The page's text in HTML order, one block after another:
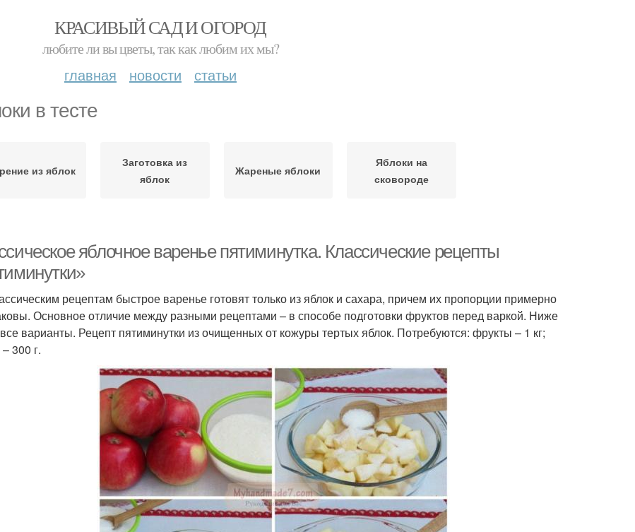
КРАСИВЫЙ САД И ОГОРОД
любите ли вы цветы, так как любим их мы?
главная новости статьи
в тесте
из яблок
Заготовка из
яблок
Жареные яблоки
Яблоки на
сковороде
яблочное варенье пятиминутка. Классические рецепты
рецептам быстрое варенье готовят только из яблок и сахара, причем их пропорции примерно
Основное отличие между разными рецептами – в способе подготовки фруктов перед варкой. Ниже
варианты. Рецепт пятиминутки из очищенных от кожуры тертых яблок. Потребуются: фрукты – 1 кг;
300 г.